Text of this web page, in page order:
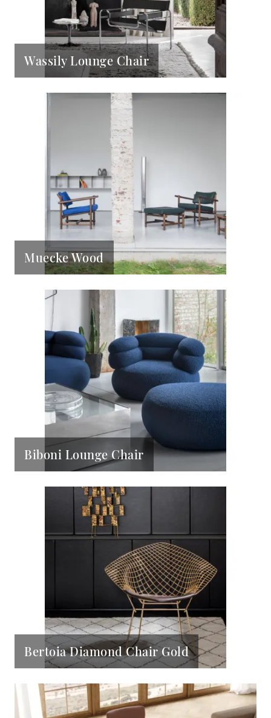
Wassily Lounge Chair
Muecke Wood
Biboni Lounge Chair
Bertoia Diamond Chair Gold